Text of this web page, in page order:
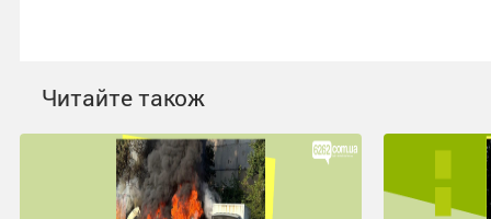
Читайте також